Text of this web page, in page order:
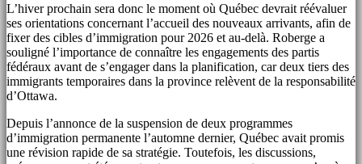
L’hiver prochain sera donc le moment où Québec devrait réévaluer
ses orientations concernant l’accueil des nouveaux arrivants, afin de
fixer des cibles d’immigration pour 2026 et au-delà. Roberge a
souligné l’importance de connaître les engagements des partis
fédéraux avant de s’engager dans la planification, car deux tiers des
immigrants temporaires dans la province relèvent de la responsabilité
d’Ottawa.
Depuis l’annonce de la suspension de deux programmes
d’immigration permanente l’automne dernier, Québec avait promis
une révision rapide de sa stratégie. Toutefois, les discussions,